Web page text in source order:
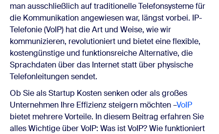
man ausschließlich auf traditionelle Telefonsysteme für
die Kommunikation angewiesen war, längst vorbei. IP-
Telefonie (VoIP) hat die Art und Weise, wie wir
kommunizieren, revolutioniert und bietet eine flexible,
kostengünstige und funktionsreiche Alternative, die
Sprachdaten über das Internet statt über physische
Telefonleitungen sendet.
Ob Sie als Startup Kosten senken oder als großes
Unternehmen Ihre Effizienz steigern möchten –VoIP
bietet mehrere Vorteile. In diesem Beitrag erfahren Sie
alles Wichtige über VoIP: Was ist VoIP? Wie funktioniert